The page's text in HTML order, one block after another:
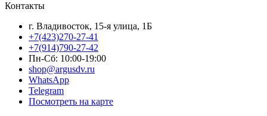
Контакты
г. Владивосток, 15-я улица, 1Б
+7(423)270-27-41
+7(914)790-27-42
Пн-Сб: 10:00-19:00
shop@argusdv.ru
WhatsApp
Telegram
Посмотреть на карте